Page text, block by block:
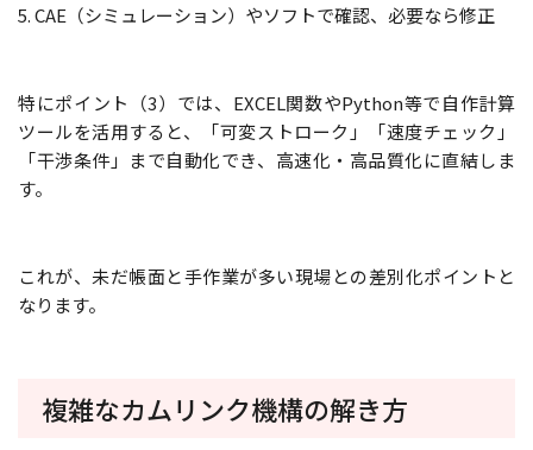
5. CAE（シミュレーション）やソフトで確認、必要なら修正
特にポイント（3）では、EXCEL関数やPython等で自作計算
ツールを活用すると、「可変ストローク」「速度チェック」
「干渉条件」まで自動化でき、高速化・高品質化に直結しま
す。
これが、未だ帳面と手作業が多い現場との差別化ポイントと
なります。
複雑なカムリンク機構の解き方